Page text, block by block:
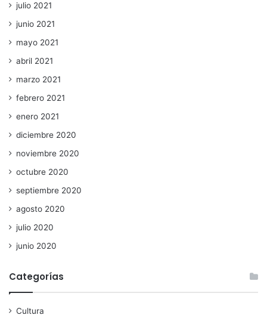
julio 2021
junio 2021
mayo 2021
abril 2021
marzo 2021
febrero 2021
enero 2021
diciembre 2020
noviembre 2020
octubre 2020
septiembre 2020
agosto 2020
julio 2020
junio 2020
Categorías
Cultura